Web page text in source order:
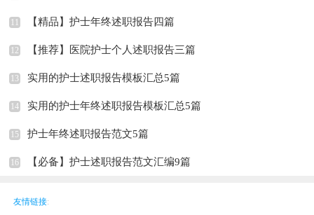
11 【精品】护士年终述职报告四篇
12 【推荐】医院护士个人述职报告三篇
13 实用的护士述职报告模板汇总5篇
14 实用的护士年终述职报告模板汇总5篇
15 护士年终述职报告范文5篇
16 【必备】护士述职报告范文汇编9篇
友情链接: